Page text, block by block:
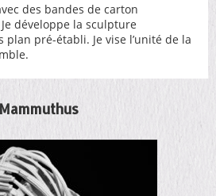
des bandes de carton
développe la sculpture
plan pré-établi. Je vise l’unité de la
Mammuthus